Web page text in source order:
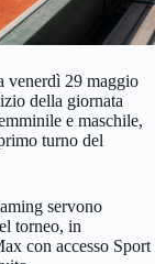
venerdì 29 maggio
della giornata
e maschile,
turno del
servono
torneo, in
con accesso Sport